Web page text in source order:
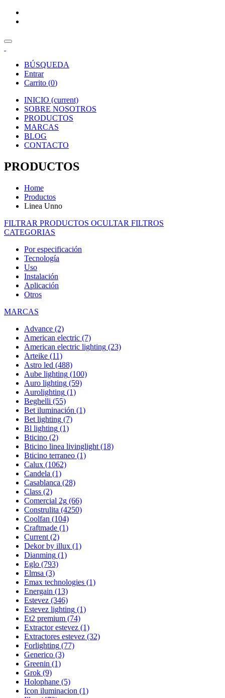
BÚSQUEDA
Entrar
Carrito (0)
INICIO (current)
SOBRE NOSOTROS
PRODUCTOS
MARCAS
BLOG
CONTACTO
PRODUCTOS
Home
Productos
Linea Unno
FILTRAR PRODUCTOS OCULTAR FILTROS
CATEGORIAS
Por especificación
Tecnología
Uso
Instalación
Aplicación
Otros
MARCAS
Advance (2)
American electric (7)
American electric lighting (23)
Arteike (11)
Astro led (488)
Aube lighting (100)
Auro lighting (59)
Aurolighting (1)
Beghelli (55)
Bet iluminación (1)
Bet lighting (7)
Bl lighting (1)
Bticino (2)
Bticino linea livinglight (18)
Bticino terraneo (1)
Calux (1062)
Candela (1)
Casablanca (28)
Class (2)
Comercial 2g (66)
Construlita (4250)
Coolfan (104)
Craftmade (1)
Current (2)
Dekor by illux (1)
Dianming (1)
Eglo (793)
Elmsa (3)
Emax technologies (1)
Energain (13)
Estevez (346)
Estevez lighting (1)
Et2 premium (74)
Extractor estevez (1)
Extractores estevez (32)
Forlighting (77)
Generico (3)
Greenin (1)
Grok (9)
Holophane (5)
Icon iluminacion (1)